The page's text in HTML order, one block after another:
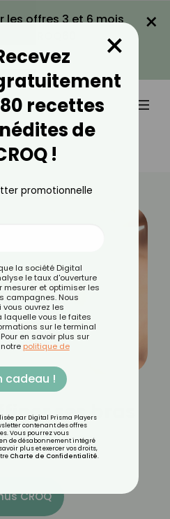
les offres 3 et 6 mois
LA PROMO
×
Haltères ?
ses bras
?
CROQ
recettes
de
!
×
promotionnelle
la société Digital
le taux d'ouverture
mesurer et optimiser les
campagnes. Nous
ouvrez les
laquelle vous le faites
sur le terminal
en savoir plus sur
politique de
cadeau !
par Digital Prisma Players
contenant des offres
Vous pourrez vous
de désabonnement intégré
plus et exercer vos droits,
Charte de Confidentialité.